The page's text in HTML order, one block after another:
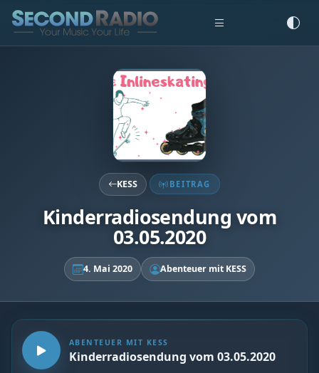
KESS BEITRAG
Kinderradiosendung vom
03.05.2020
4. Mai 2020 Abenteuer mit KESS
ABENTEUER MIT KESS
Kinderradiosendung vom 03.05.2020